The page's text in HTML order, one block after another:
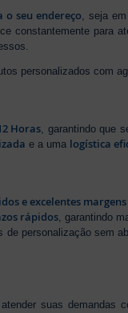
seu endereço , seja
constantemente para
personalizados com
Horas, garantindo que
e a uma logística
e excelentes
rápidos , garantindo
de personalização sem
suas demandas